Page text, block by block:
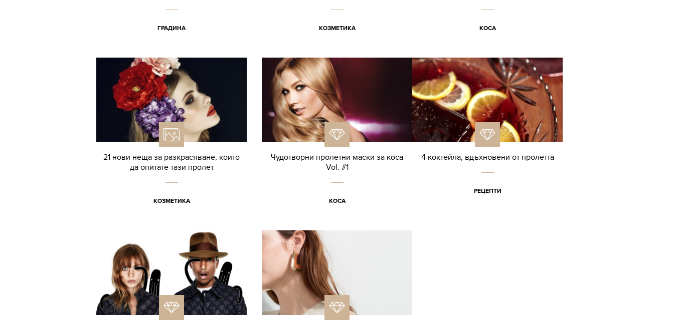
ГРАДИНА КОЗМЕТИКА КОСА
21 нови неща за разкрасяване, които
да опитате тази пролет
КОЗМЕТИКА
Чудотворни пролетни маски за коса
Vol. #1
КОСА
4 коктейла, вдъхновени от пролетта
РЕЦЕПТИ